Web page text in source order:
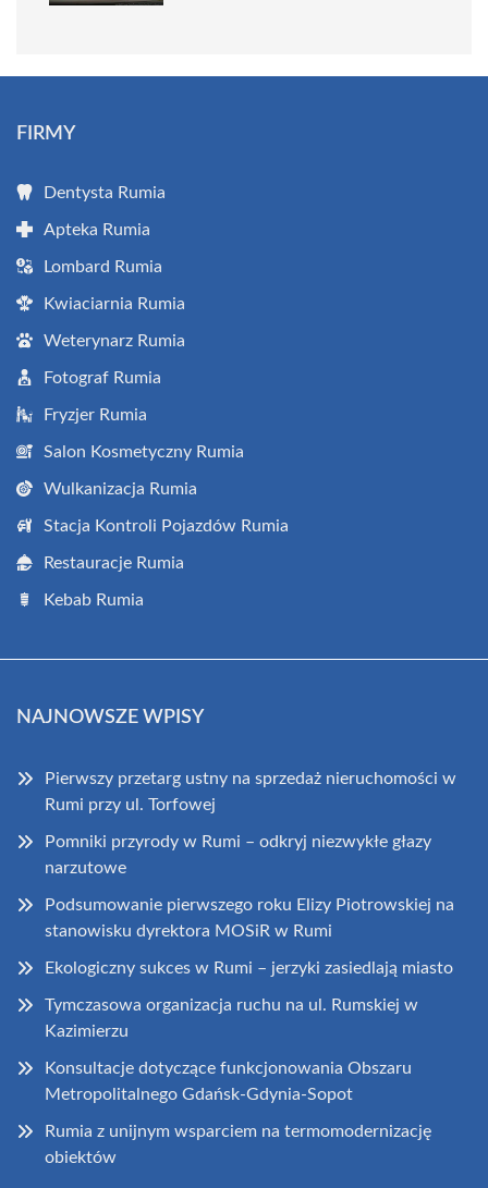
FIRMY
Dentysta Rumia
Apteka Rumia
Lombard Rumia
Kwiaciarnia Rumia
Weterynarz Rumia
Fotograf Rumia
Fryzjer Rumia
Salon Kosmetyczny Rumia
Wulkanizacja Rumia
Stacja Kontroli Pojazdów Rumia
Restauracje Rumia
Kebab Rumia
NAJNOWSZE WPISY
Pierwszy przetarg ustny na sprzedaż nieruchomości w
Rumi przy ul. Torfowej
Pomniki przyrody w Rumi – odkryj niezwykłe głazy
narzutowe
Podsumowanie pierwszego roku Elizy Piotrowskiej na
stanowisku dyrektora MOSiR w Rumi
Ekologiczny sukces w Rumi – jerzyki zasiedlają miasto
Tymczasowa organizacja ruchu na ul. Rumskiej w
Kazimierzu
Konsultacje dotyczące funkcjonowania Obszaru
Metropolitalnego Gdańsk-Gdynia-Sopot
Rumia z unijnym wsparciem na termomodernizację
obiektów